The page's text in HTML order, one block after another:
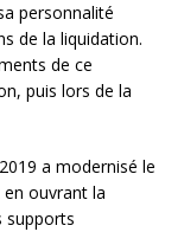
personnalité
de la liquidation.
de ce
puis lors de la
a modernisé le
ouvrant la
supports